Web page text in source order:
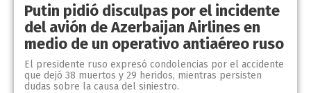
Putin pidió disculpas por el incidente
del avión de Azerbaijan Airlines en
medio de un operativo antiaéreo ruso
El presidente ruso expresó condolencias por el accidente
que dejó 38 muertos y 29 heridos, mientras persisten
dudas sobre la causa del siniestro.